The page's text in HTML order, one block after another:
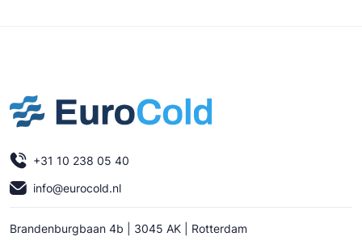
+31 10 238 05 40
info@eurocold.nl
Brandenburgbaan 4b | 3045 AK | Rotterdam